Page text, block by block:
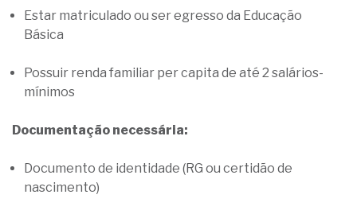
Estar matriculado ou ser egresso da Educação
Básica
Possuir renda familiar per capita de até 2 salários-
mínimos
Documentação necessária:
Documento de identidade (RG ou certidão de
nascimento)